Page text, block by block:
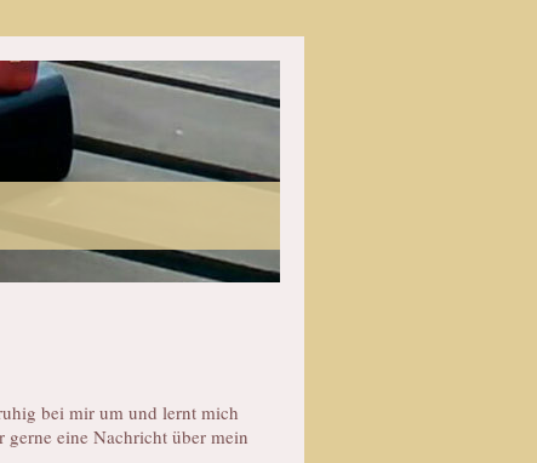
bei mir um und lernt mich
eine Nachricht über mein